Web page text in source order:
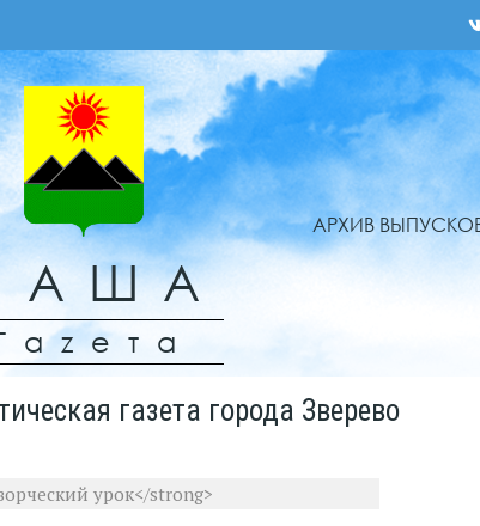
АРХИВ
газета города Зверево
урок</strong>